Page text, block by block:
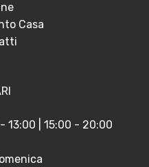
Casa
13:00 | 15:00 - 20:00